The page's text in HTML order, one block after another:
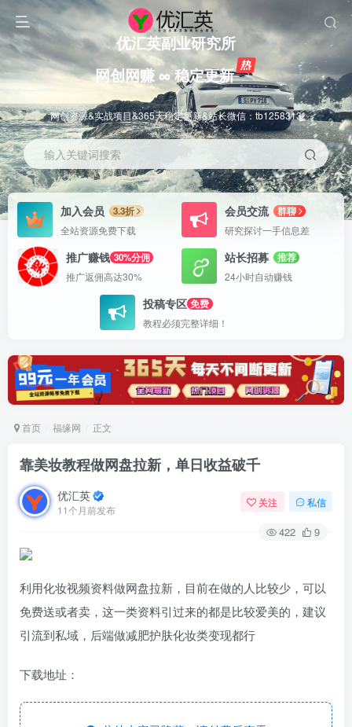
优汇英副业研究所
网创网赚 ∞ 稳定更新
网创资源&实战项目&365天稳定更新&站长微信：tb1258313
输入关键词搜索
加入会员
3.3折
全站资源免费下载
会员交流
群聊
研究探讨一手信息差
推广赚钱 30%分佣
推广返佣高达30%
站长招募
推荐
24小时自动赚钱
投稿专区 免费
教程必须完整详细！
首页 福缘网 正文
靠美妆教程做网盘拉新，单日收益破千
优汇英
11个月前发布
关注 私信
422 9
利用化妆视频资料做网盘拉新，目前在做的人比较少，可以
免费送或者卖，这一类资料引过来的都是比较爱美的，建议
引流到私域，后端做减肥护肤化妆类变现都行
下载地址：